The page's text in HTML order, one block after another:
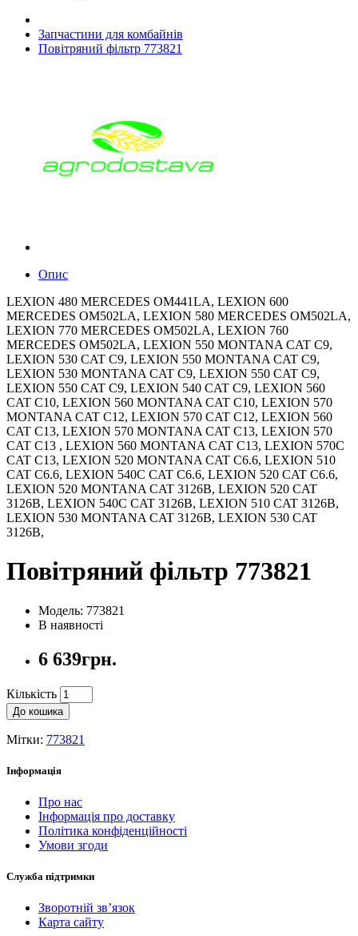
Запчастини для комбайнів
Повітряний фільтр 773821
Опис
LEXION 480 MERCEDES OM441LA, LEXION 600
MERCEDES OM502LA, LEXION 580 MERCEDES OM502LA,
LEXION 770 MERCEDES OM502LA, LEXION 760
MERCEDES OM502LA, LEXION 550 MONTANA CAT C9,
LEXION 530 CAT C9, LEXION 550 MONTANA CAT C9,
LEXION 530 MONTANA CAT C9, LEXION 550 CAT C9,
LEXION 550 CAT C9, LEXION 540 CAT C9, LEXION 560
CAT C10, LEXION 560 MONTANA CAT C10, LEXION 570
MONTANA CAT C12, LEXION 570 CAT C12, LEXION 560
CAT C13, LEXION 570 MONTANA CAT C13, LEXION 570
CAT C13 , LEXION 560 MONTANA CAT C13, LEXION 570C
CAT C13, LEXION 520 MONTANA CAT C6.6, LEXION 510
CAT C6.6, LEXION 540C CAT C6.6, LEXION 520 CAT C6.6,
LEXION 520 MONTANA CAT 3126B, LEXION 520 CAT
3126B, LEXION 540C CAT 3126B, LEXION 510 CAT 3126B,
LEXION 530 MONTANA CAT 3126B, LEXION 530 CAT
3126B,
Повітряний фільтр 773821
Модель: 773821
В наявності
6 639грн.
Кількість
До кошика
Мітки: 773821
Інформація
Про нас
Інформація про доставку
Політика конфіденційності
Умови згоди
Служба підтримки
Зворотній зв’язок
Карта сайту